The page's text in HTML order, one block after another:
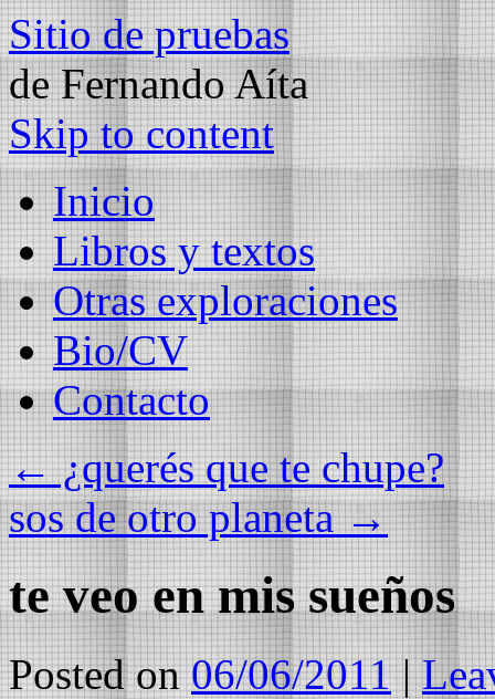
Sitio de pruebas
de Fernando Aíta
Skip to content
Inicio
Libros y textos
Otras exploraciones
Bio/CV
Contacto
←¿querés que te chupe?
sos de otro planeta→
te veo en mis sueños
Posted on 06/06/2011 |